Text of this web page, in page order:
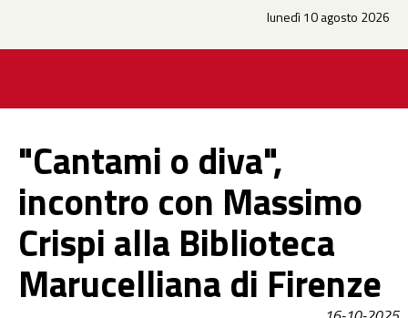
lunedì 10 agosto 2026
"Cantami o diva",
incontro con Massimo
Crispi alla Biblioteca
Marucelliana di Firenze